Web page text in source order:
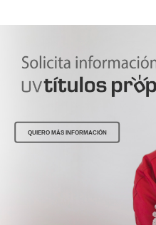
QUIERO MÁS INFORMACIÓN